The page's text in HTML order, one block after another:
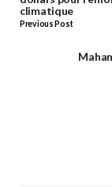
climatique
Previous Post